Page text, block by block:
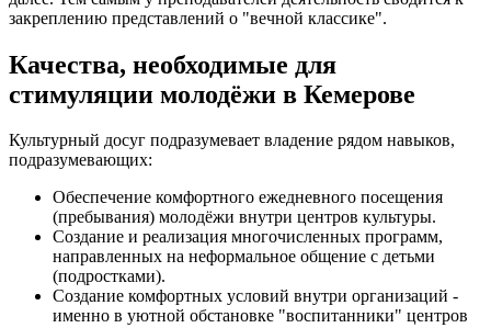
закреплению представлений о "вечной классике".
Качества, необходимые для
стимуляции молодёжи в Кемерове
Культурный досуг подразумевает владение рядом навыков,
подразумевающих:
Обеспечение комфортного ежедневного посещения
(пребывания) молодёжи внутри центров культуры.
Создание и реализация многочисленных программ,
направленных на неформальное общение с детьми
(подростками).
Создание комфортных условий внутри организаций -
именно в уютной обстановке "воспитанники" центров